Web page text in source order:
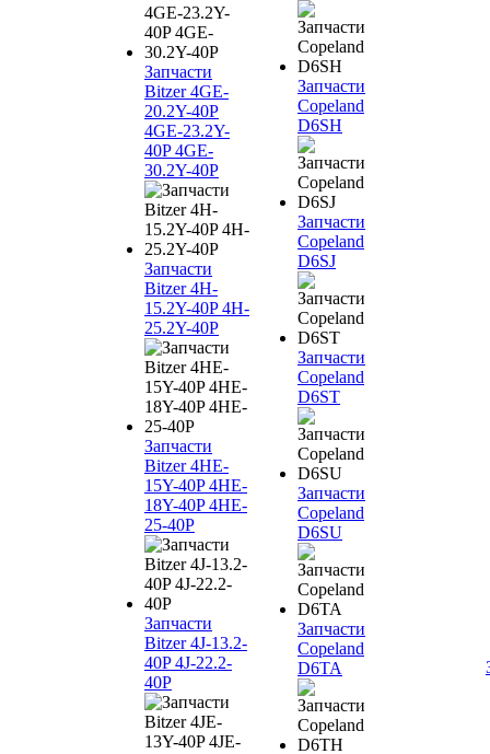
Запчасти
Bitzer 4GE-
20.2Y-40P
4GE-23.2Y-
40P 4GE-
30.2Y-40P
Запчасти
Bitzer 4H-
15.2Y-40P 4H-
25.2Y-40P
Запчасти
Bitzer 4HE-
15Y-40P 4HE-
18Y-40P 4HE-
25-40P
Запчасти
Bitzer 4J‐13.2-
40P 4J‐22.2-
40P
Запчасти
Copeland
D6SH
Запчасти
Copeland
D6SJ
Запчасти
Copeland
D6ST
Запчасти
Copeland
D6SU
Запчасти
Copeland
D6TA